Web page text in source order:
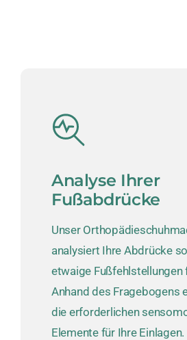
Analyse Ihrer
Fußabdrücke
Unser
analysiert Ihre Abdrücke
etwaige Fußfehlstellungen
Anhand des Fragebogens
die erforderlichen
Elemente für Ihre Einlagen.